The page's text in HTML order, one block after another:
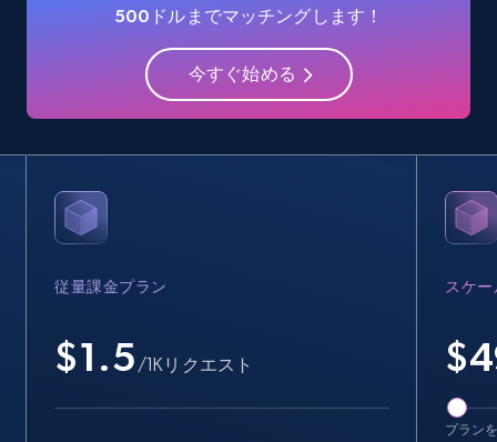
500ドルまでマッチングします！
今すぐ始める
従量課金プラン
$1.5 /1Kリクエスト
スケー
$
プラン